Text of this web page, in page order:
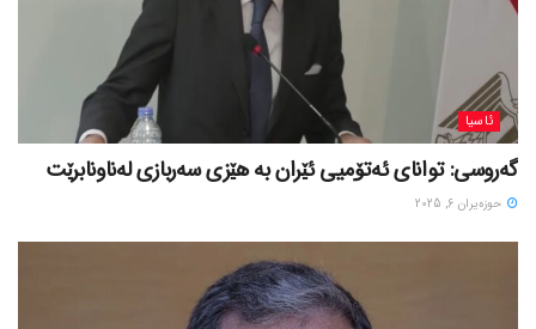
ئاسیا
گەروسی: توانای ئەتۆمیی ئێران بە هێزی سەربازی لەناونابرێت
حوزه‌یران 6, 2025